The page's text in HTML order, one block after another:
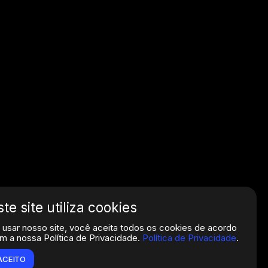
site utiliza cookies
usar nosso site, você aceita todos os cookies de acordo
a nossa Política de Privacidade. Política de Privacidade.